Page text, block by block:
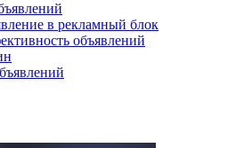
в рекламный блок
объявлений